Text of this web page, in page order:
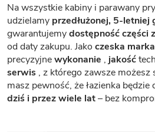
Na wszystkie kabiny i parawany
udzielamy przedłużonej, 5-letniej
gwarantujemydostępność części
od daty zakupu. Jako czeska
precyzyjnewykonanie , jakość
serwis , z którego zawsze możesz
masz pewność, że łazienka będzie
dziś i przez wiele lat– bez